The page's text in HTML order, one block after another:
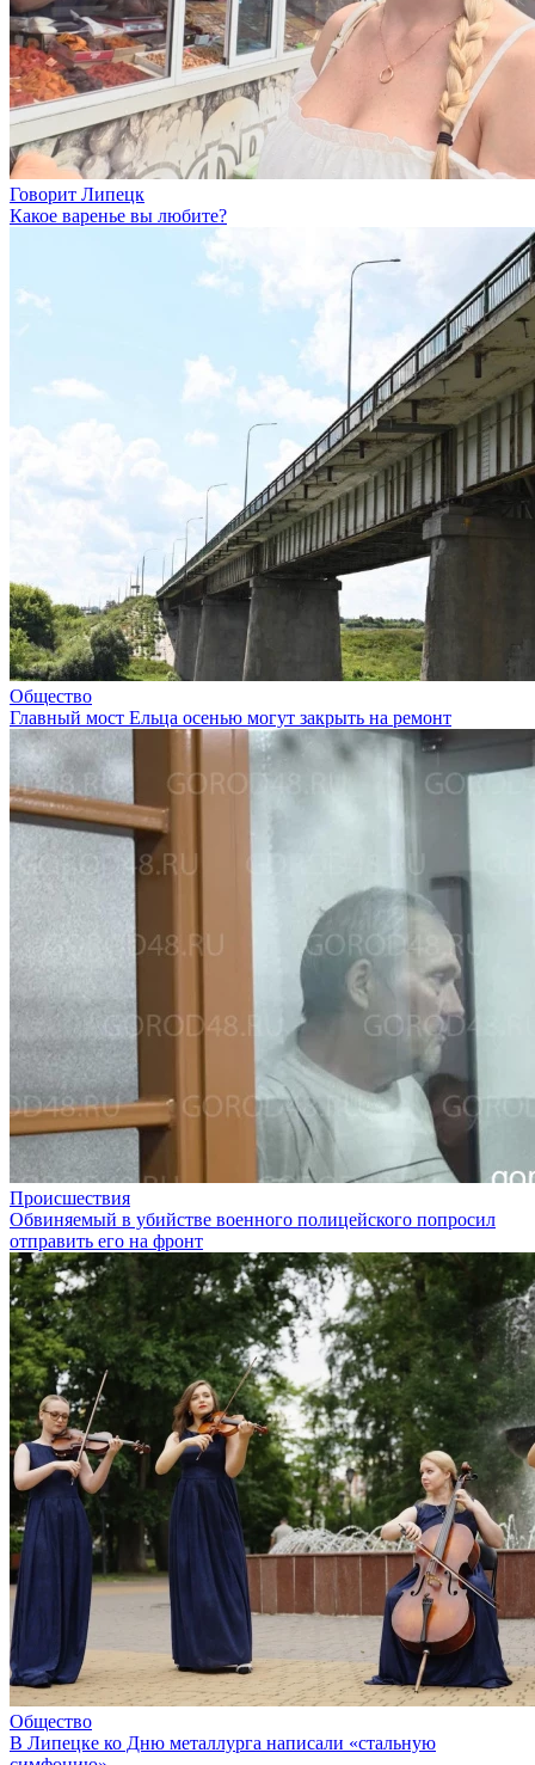
Говорит Липецк
Какое варенье вы любите?
Общество
Главный мост Ельца осенью могут закрыть на ремонт
Происшествия
Обвиняемый в убийстве военного полицейского попросил
отправить его на фронт
Общество
В Липецке ко Дню металлурга написали «стальную